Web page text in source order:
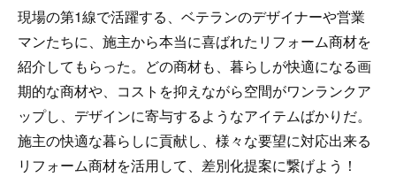
現場の第1線で活躍する、ベテランのデザイナーや営業
マンたちに、施主から本当に喜ばれたリフォーム商材を
紹介してもらった。どの商材も、暮らしが快適になる画
期的な商材や、コストを抑えながら空間がワンランクア
ップし、デザインに寄与するようなアイテムばかりだ。
施主の快適な暮らしに貢献し、様々な要望に対応出来る
リフォーム商材を活用して、差別化提案に繋げよう！